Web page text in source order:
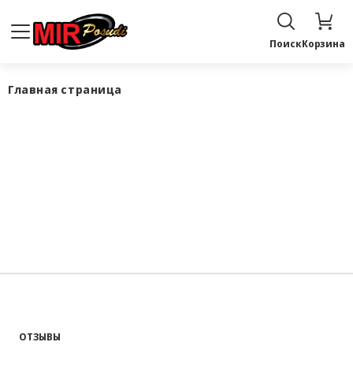
ПоискКорзина
Главная страница
ОТЗЫВЫ